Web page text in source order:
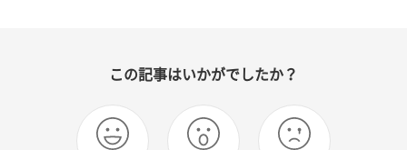
この記事はいかがでしたか？